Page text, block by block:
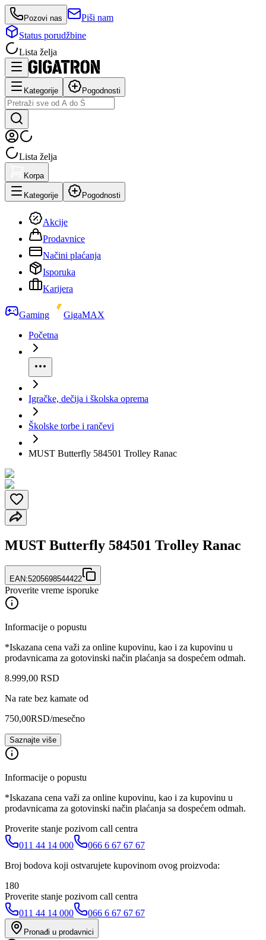
Pozovi nas
Piši nam
Status porudžbine
Lista želja
Kategorije Pogodnosti
Lista želja
Korpa
Kategorije Pogodnosti
Akcije
Prodavnice
Načini plaćanja
Isporuka
Karijera
Gaming
GigaMAX
Početna
Igračke, dečija i školska oprema
Školske torbe i rančevi
MUST Butterfly 584501 Trolley Ranac
MUST Butterfly 584501 Trolley Ranac
EAN:5205698544422
Proverite vreme isporuke
Informacije o popustu
*Iskazana cena važi za online kupovinu, kao i za kupovinu u
prodavnicama za gotovinski način plaćanja sa dospećem odmah.
8.999,00 RSD
Na rate bez kamate od
750,00RSD/mesečno
Saznajte više
Informacije o popustu
*Iskazana cena važi za online kupovinu, kao i za kupovinu u
prodavnicama za gotovinski način plaćanja sa dospećem odmah.
Proverite stanje pozivom call centra
011 44 14 000
066 6 67 67 67
Broj bodova koji ostvarujete kupovinom ovog proizvoda:
180
Proverite stanje pozivom call centra
011 44 14 000
066 6 67 67 67
Pronađi u prodavnici